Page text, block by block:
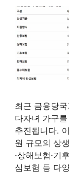
최근 금융당
다자녀 가구
추진됩니다.
원 규모의 상
·상해보험·기
심보험 등 다